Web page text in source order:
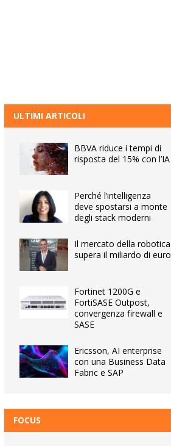
ULTIMI ARTICOLI
BBVA riduce i tempi di
risposta del 15% con l’IA
Perché l’intelligenza
deve spostarsi a monte
degli stack moderni
Il mercato della robotica
supera il miliardo di euro
Fortinet 1200G e
FortiSASE Outpost,
convergenza firewall e
SASE
Ericsson, AI enterprise
con una Business Data
Fabric e SAP
FOCUS